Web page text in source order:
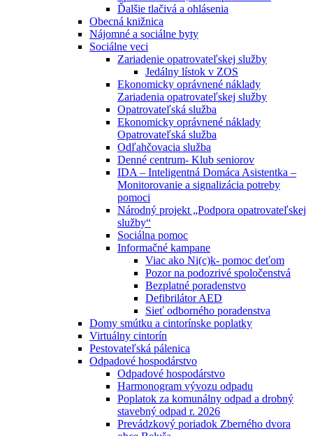
Ďalšie tlačivá a ohlásenia
Obecná knižnica
Nájomné a sociálne byty
Sociálne veci
Zariadenie opatrovateľskej služby
Jedálny lístok v ZOS
Ekonomicky oprávnené náklady
Zariadenia opatrovateľskej služby
Opatrovateľská služba
Ekonomicky oprávnené náklady
Opatrovateľská služba
Odľahčovacia služba
Denné centrum- Klub seniorov
IDA – Inteligentná Domáca Asistentka –
Monitorovanie a signalizácia potreby
pomoci
Národný projekt „Podpora opatrovateľskej
služby“
Sociálna pomoc
Informačné kampane
Viac ako Ni(c)k- pomoc deťom
Pozor na podozrivé spoločenstvá
Bezplatné poradenstvo
Defibrilátor AED
Sieť odborného poradenstva
Domy smútku a cintorínske poplatky
Virtuálny cintorín
Pestovateľská pálenica
Odpadové hospodárstvo
Odpadové hospodárstvo
Harmonogram vývozu odpadu
Poplatok za komunálny odpad a drobný
stavebný odpad r. 2026
Prevádzkový poriadok Zberného dvora